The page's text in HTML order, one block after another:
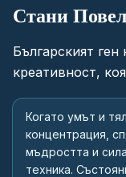
Стани
Българският
креативност,
Когато умът и
концентрация,
мъдростта и
техника.